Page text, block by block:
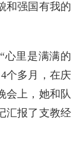
和强国有我的
心里是满满的
个多月，在庆
会上，她和队
汇报了支教经